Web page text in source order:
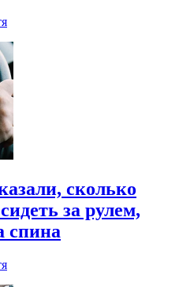
сколько
за рулем,
спина